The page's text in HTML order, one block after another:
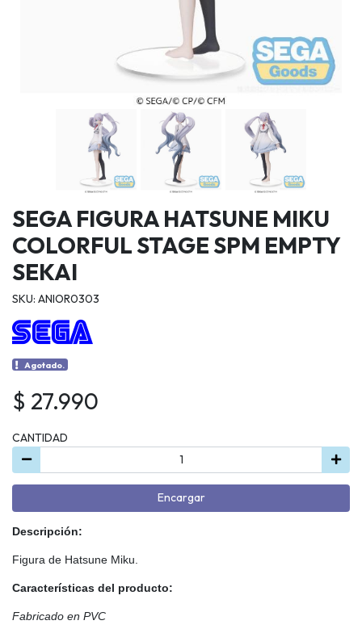
SEGA FIGURA HATSUNE MIKU
COLORFUL STAGE SPM EMPTY
SEKAI
SKU: ANIOR0303
Agotado.
$ 27.990
CANTIDAD
Encargar
Descripción:
Figura de Hatsune Miku.
Características del producto:
Fabricado en PVC